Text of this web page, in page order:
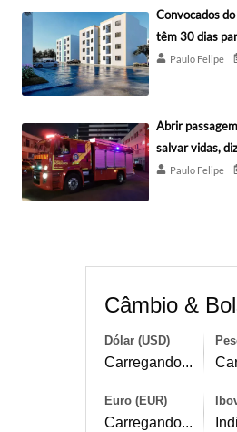
Convocados
têm 30 dias
Paulo Felipe
Abrir
salvar vidas,
Paulo Felipe
Câmbio &
Dólar (USD)
Carregando...
Euro (EUR)
Carregando...